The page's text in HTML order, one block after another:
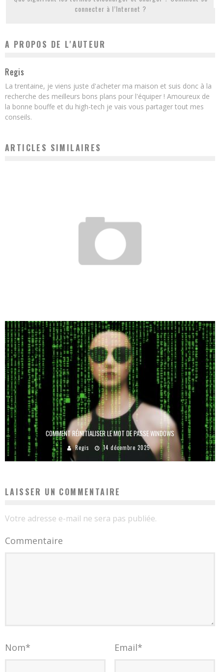
connecter à l’Internet ?
A PROPOS DE L'AUTEUR
Regis
La trentaine, je viens juste d'acheter ma maison et suis donc à la
recherche des meilleurs bons plans pour l'équiper ! Amoureux de
la bonne bouffe et du high-tech je vais vous partager tout mes
conseils.
ARTICLES SIMILAIRES
COMMENT RÉINITIALISER LE MOT DE PASSE WINDOWS
Regis 14 décembre 2025
LAISSER UN COMMENTAIRE
Votre adresse e-mail ne sera pas publiée.
Commentaire
Nom* Email*